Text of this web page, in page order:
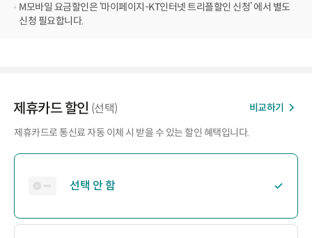
M모바일 요금할인은 ‘마이페이지-KT인터넷 트리플할인 신청’ 에서 별도
신청 필요합니다.
제휴카드 할인 (선택) 비교하기
제휴카드로 통신료 자동 이체 시 받을 수 있는 할인 혜택입니다.
선택 안 함